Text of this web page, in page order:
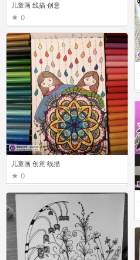
儿童画 创意 线描
0
儿童画 线描 创意
0